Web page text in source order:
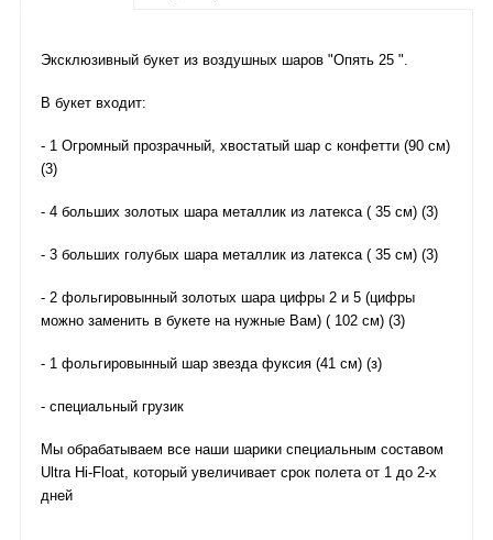
Эксклюзивный букет из воздушных шаров "Опять 25 ".
В букет входит:
- 1 Огромный прозрачный, хвостатый шар с конфетти (90 см)
(3)
- 4 больших золотых шара металлик из латекса ( 35 см) (3)
- 3 больших голубых шара металлик из латекса ( 35 см) (3)
- 2 фольгировынный золотых шара цифры 2 и 5 (цифры
можно заменить в букете на нужные Вам) ( 102 см) (3)
- 1 фольгировынный шар звезда фуксия (41 см) (з)
- специальный грузик
Мы обрабатываем все наши шарики специальным составом
Ultra Hi-Float, который увеличивает срок полета от 1 до 2-х
дней